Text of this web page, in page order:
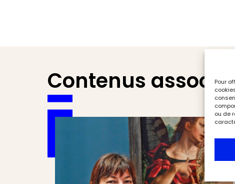
Pour
ou de
Contenus